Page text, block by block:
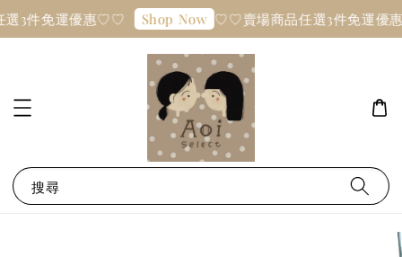
3件免運優惠♡♡ Shop Now ♡♡賣場商品任選3件免運優
搜尋